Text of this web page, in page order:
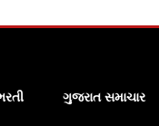
ગુજરાત સમાચાર